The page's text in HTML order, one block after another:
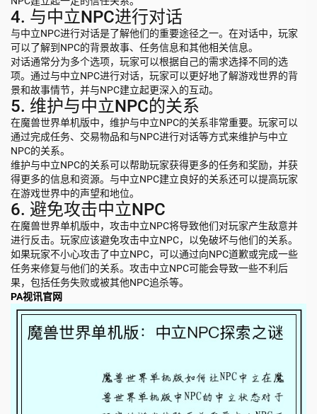
4. 与中立NPC进行对话
与中立NPC进行对话是了解他们的重要途径之一。在对话中，玩家
可以了解到NPC的背景故事、任务信息和其他相关信息。
对话通常分为多个选项，玩家可以根据自己的需求选择不同的选
项。通过与中立NPC进行对话，玩家可以更好地了解游戏世界的背
景和故事情节，并与NPC建立起更深入的互动。
5. 维护与中立NPC的关系
在魔兽世界单机版中，维护与中立NPC的关系非常重要。玩家可以
通过完成任务、交易物品和与NPC进行对话等方式来维护与中立
NPC的关系。
维护与中立NPC的关系可以帮助玩家获得更多的任务和奖励，并获
得更多的信息和资源。与中立NPC建立良好的关系还可以提高玩家
在游戏世界中的声望和地位。
6. 避免攻击中立NPC
在魔兽世界单机版中，攻击中立NPC将导致他们对玩家产生敌意并
进行反击。玩家应该避免攻击中立NPC，以免破坏与他们的关系。
如果玩家不小心攻击了中立NPC，可以通过向NPC道歉或完成一些
任务来修复与他们的关系。攻击中立NPC可能会导致一些不利后
果，包括任务失败或被其他NPC追杀等。
PA视讯官网